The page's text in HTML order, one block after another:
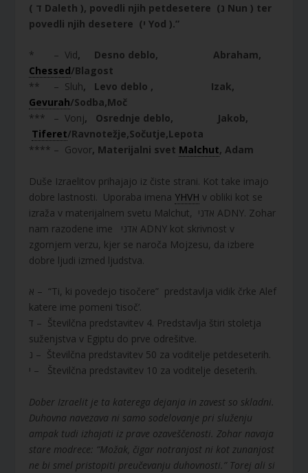
( ד Daleth ), povedli njih petdesetere (נ Nun ) ter
povedli njih desetere (י Yod ).”
* – Vid, Desno deblo, Abraham,
Chessed/Blagost
** – Sluh, Levo deblo , Izak,
Gevurah/Sodba,Moč
*** – Vonj, Osrednje deblo, Jakob,
Tiferet/Ravnotežje,Sočutje,Lepota
**** – Govor, Materijalni svet Malchut, Adam
Duše Izraelitov prihajajo iz čiste strani. Kot take imajo
dobre lastnosti. Uporaba imena YHVH v obliki kot se
izraža v materijalnem svetu Malchut, אדני ADNY. Zohar
nam razodene ime אדני ADNY kot skrivnost v
zgornjem verzu, kjer se naroča Mojzesu, da izbere
dobre ljudi izmed ljudstva.
א – “Ti, ki povedejo tisočere” predstavlja vidik črke Alef
katere ime pomeni ’tisoč’.
ד – Številčna predstavitev 4. Predstavlja štiri stoletja
suženjstva v Egiptu do prve odrešitve.
נ – Številčna predstavitev 50 za voditelje petdeseterih.
י – Številčna predstavitev 10 za voditelje deseterih.
Dober Izraelit je ta katerega dejanja in zavest so skladni.
Duhovna navezava ni samo sodelovanje pri služenju
ampak tudi izhajati iz prave ozaveščenosti. Zohar navaja
stare modrece: “Možak, čigar notranjost ni kot zunanjost
ne bi smel pristopiti preučevanju duhovnosti.” Torej ali si